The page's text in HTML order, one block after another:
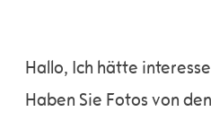
Hallo, Ich hätte
Haben Sie Fotos von